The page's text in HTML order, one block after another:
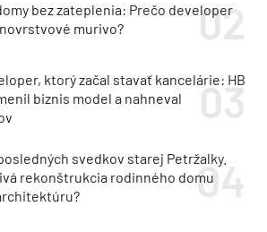
bez zateplenia: Prečo developer
murivo?
ktorý začal stavať kancelárie: HB
biznis model a nahneval
svedkov starej Petržalky.
rekonštrukcia rodinného domu